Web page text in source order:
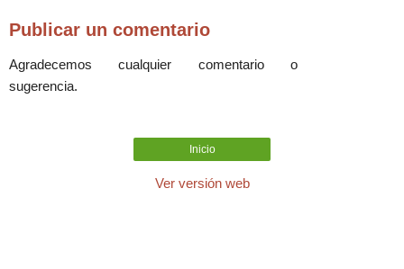
Publicar un comentario
Agradecemos cualquier comentario o
sugerencia.
Inicio
Ver versión web